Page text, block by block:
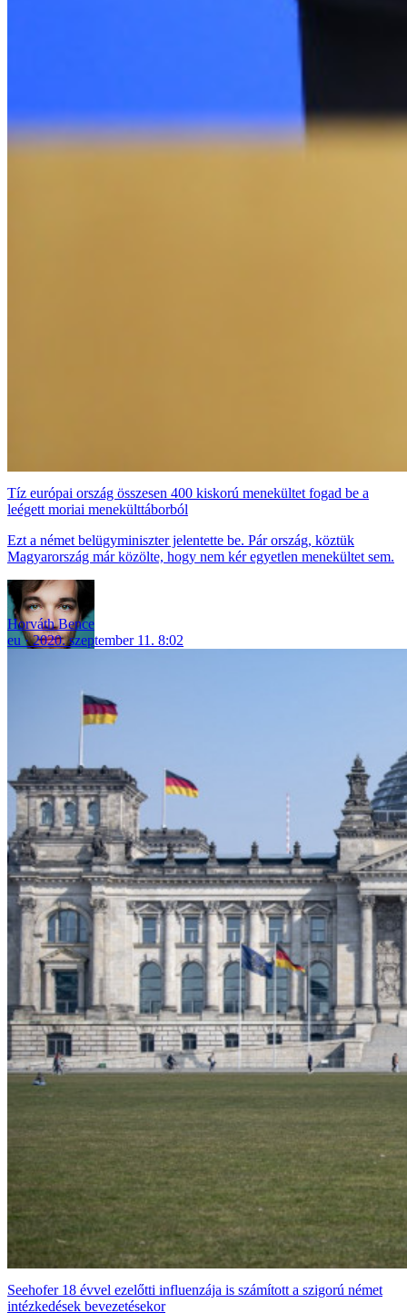
Tíz európai ország összesen 400 kiskorú menekültet fogad be a
leégett moriai menekülttáborból
Ezt a német belügyminiszter jelentette be. Pár ország, köztük
Magyarország már közölte, hogy nem kér egyetlen menekültet sem.
Horváth Bence
eu
2020. szeptember 11. 8:02
Seehofer 18 évvel ezelőtti influenzája is számított a szigorú német
intézkedések bevezetésekor